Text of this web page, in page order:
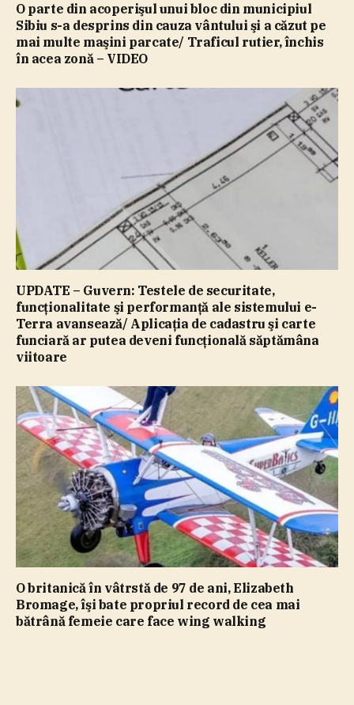
O parte din acoperişul unui bloc din municipiul
Sibiu s-a desprins din cauza vântului şi a căzut pe
mai multe maşini parcate/ Traficul rutier, închis
în acea zonă – VIDEO
UPDATE – Guvern: Testele de securitate,
funcţionalitate şi performanţă ale sistemului e-
Terra avansează/ Aplicaţia de cadastru şi carte
funciară ar putea deveni funcţională săptămâna
viitoare
O britanică în vâtrstă de 97 de ani, Elizabeth
Bromage, îşi bate propriul record de cea mai
bătrână femeie care face wing walking